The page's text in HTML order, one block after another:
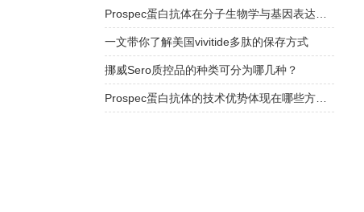
一文带你了解美国vivitide多肽的保存方式
挪威Sero质控品的种类可分为哪几种？
Prospec蛋白抗体的技术优势体现在哪些方面？